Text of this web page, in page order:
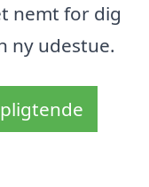
nemt for dig
ny udestue.